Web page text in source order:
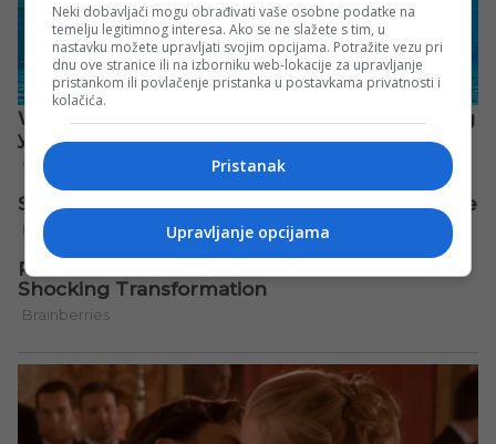
Neki dobavljači mogu obrađivati vaše osobne podatke na
temelju legitimnog interesa. Ako se ne slažete s tim, u
nastavku možete upravljati svojim opcijama. Potražite vezu pri
dnu ove stranice ili na izborniku web-lokacije za upravljanje
pristankom ili povlačenje pristanka u postavkama privatnosti i
kolačića.
Pristanak
Upravljanje opcijama